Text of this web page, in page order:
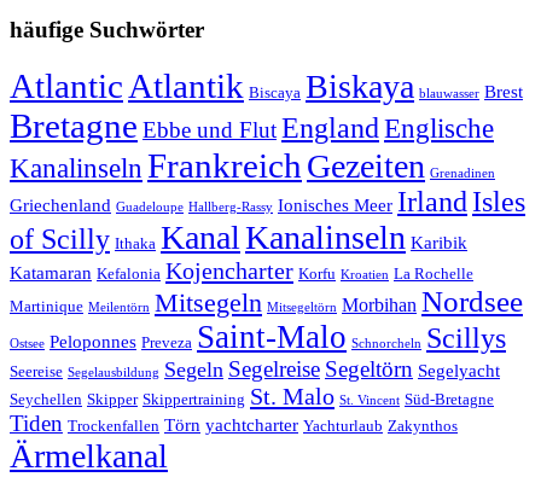
häufige Suchwörter
Atlantic Atlantik Biscaya Biskaya blauwasser Brest
Bretagne Ebbe und Flut England Englische
Kanalinseln Frankreich Gezeiten Grenadinen
Griechenland Guadeloupe Hallberg-Rassy Ionisches Meer Irland Isles
of Scilly Ithaka Kanal Kanalinseln Karibik
Katamaran Kefalonia Kojencharter Korfu Kroatien La Rochelle
Martinique Meilentörn Mitsegeln Mitsegeltörn Morbihan Nordsee
Ostsee Peloponnes Preveza Saint-Malo Schnorcheln Scillys
Seereise Segelausbildung Segeln Segelreise Segeltörn Segelyacht
Seychellen Skipper Skippertraining St. Malo St. Vincent Süd-Bretagne
Tiden Trockenfallen Törn yachtcharter Yachturlaub Zakynthos
Ärmelkanal